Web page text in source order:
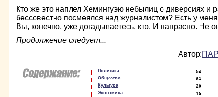
Кто же это наплел Хемингуэю небылиц о диверсиях и
бессовестно посмеялся над журналистом? Есть у
Вы, конечно, уже догадывае­тесь, кто. И напрасно. Не
Продолжение следует...
Автор:
Политика 54
Общество 63
Культура 20
Экономика 15